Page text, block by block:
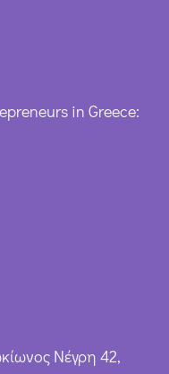
in Greece:
Νέγρη 42,